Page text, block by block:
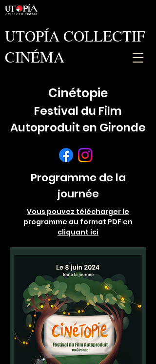
UTOPÍA COLLECTIF
CINÉMA
Cinétopie
Festival du Film
Autoproduit en Gironde
Programme de la
journée
Vous pouvez télécharger le
programme au format PDF en
cliquant ici